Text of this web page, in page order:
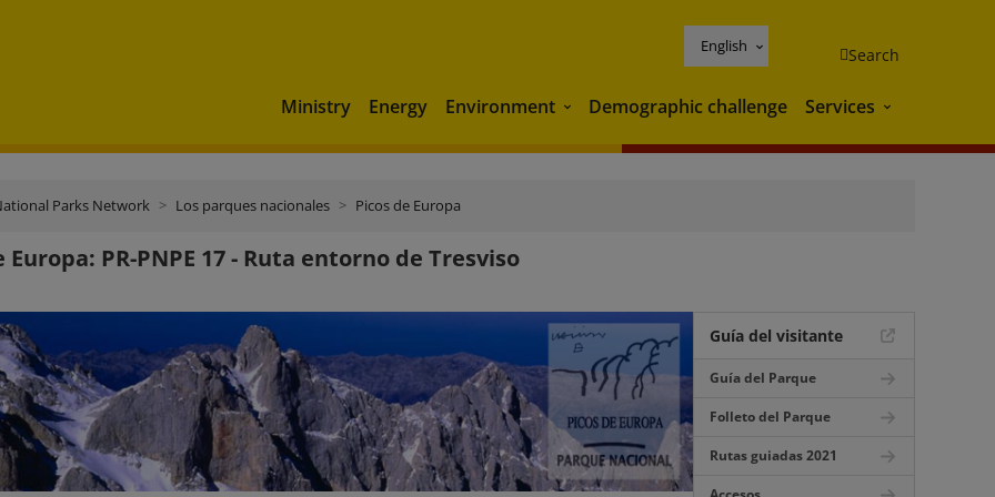
English Search
Ministry Energy Environment Environment
Demographic challenge Services Services
Parks Network Los parques nacionales Picos de Europa
Europa: PR-PNPE 17 - Ruta entorno de Tresviso
Guía del visitante
Guía del Parque
Folleto del Parque
Rutas guiadas 2021